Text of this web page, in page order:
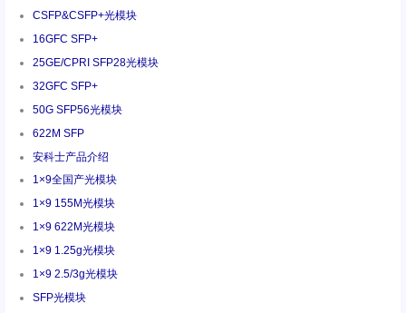
CSFP&CSFP+光模块
16GFC SFP+
25GE/CPRI SFP28光模块
32GFC SFP+
50G SFP56光模块
622M SFP
安科士产品介绍
1×9全国产光模块
1×9 155M光模块
1×9 622M光模块
1×9 1.25g光模块
1×9 2.5/3g光模块
SFP光模块